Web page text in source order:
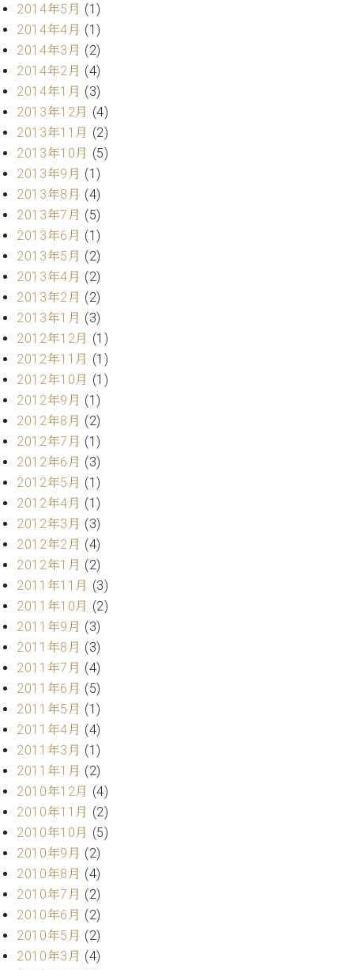
2014年5月 (1)
2014年4月 (1)
2014年3月 (2)
2014年2月 (4)
2014年1月 (3)
2013年12月 (4)
2013年11月 (2)
2013年10月 (5)
2013年9月 (1)
2013年8月 (4)
2013年7月 (5)
2013年6月 (1)
2013年5月 (2)
2013年4月 (2)
2013年2月 (2)
2013年1月 (3)
2012年12月 (1)
2012年11月 (1)
2012年10月 (1)
2012年9月 (1)
2012年8月 (2)
2012年7月 (1)
2012年6月 (3)
2012年5月 (1)
2012年4月 (1)
2012年3月 (3)
2012年2月 (4)
2012年1月 (2)
2011年11月 (3)
2011年10月 (2)
2011年9月 (3)
2011年8月 (3)
2011年7月 (4)
2011年6月 (5)
2011年5月 (1)
2011年4月 (4)
2011年3月 (1)
2011年1月 (2)
2010年12月 (4)
2010年11月 (2)
2010年10月 (5)
2010年9月 (2)
2010年8月 (4)
2010年7月 (2)
2010年6月 (2)
2010年5月 (2)
2010年3月 (4)